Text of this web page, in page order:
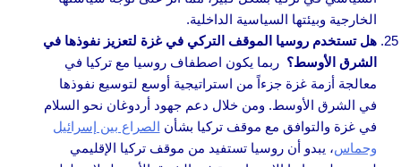
الخارجية وبيئتها السياسية الداخلية.
هل تستخدم روسيا الموقف التركي في غزة لتعزيز نفوذها في
الشرق الأوسط؟ ربما يكون اصطفاف روسيا مع تركيا في
معالجة أزمة غزة جزءاً من استراتيجية أوسع لتوسيع نفوذها
في الشرق الأوسط. ومن خلال دعم جهود أردوغان نحو السلام
في غزة والتوافق مع موقف تركيا بشأن الصراع بين إسرائيل
وحماس، يبدو أن روسيا تستفيد من موقف تركيا الإقليمي